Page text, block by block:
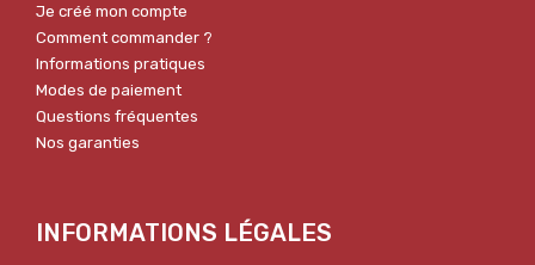
Je créé mon compte
Comment commander ?
Informations pratiques
Modes de paiement
Questions fréquentes
Nos garanties
INFORMATIONS LÉGALES